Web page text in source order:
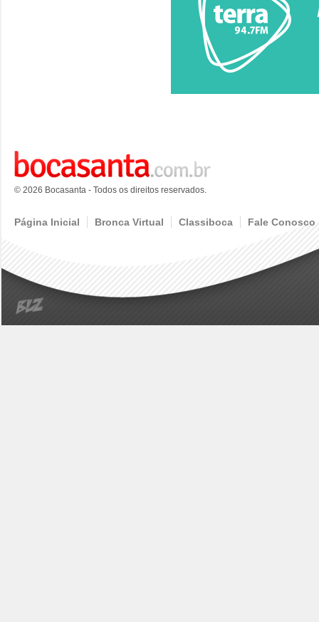
© 2026 Bocasanta - Todos os direitos reservados.
Página Inicial Bronca Virtual Classiboca Fale Conosco